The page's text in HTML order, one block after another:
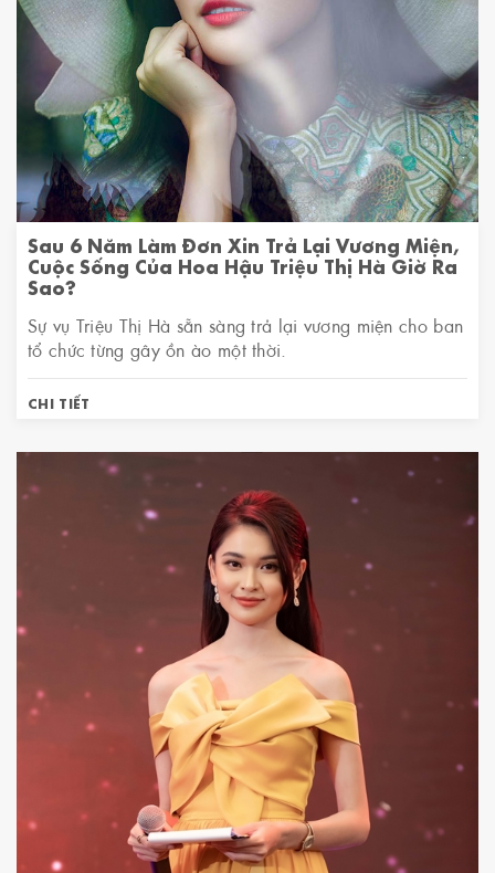
Sau 6 Năm Làm Đơn Xin Trả Lại Vương Miện,
Cuộc Sống Của Hoa Hậu Triệu Thị Hà Giờ Ra
Sao?
Sự vụ Triệu Thị Hà sẵn sàng trả lại vương miện cho ban
tổ chức từng gây ồn ào một thời.
CHI TIẾT